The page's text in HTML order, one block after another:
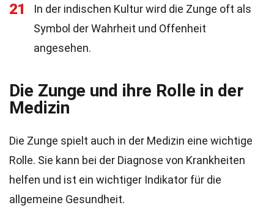
21
In der indischen Kultur wird die Zunge oft als
Symbol der Wahrheit und Offenheit
angesehen.
Die Zunge und ihre Rolle in der
Medizin
Die Zunge spielt auch in der Medizin eine wichtige
Rolle. Sie kann bei der Diagnose von Krankheiten
helfen und ist ein wichtiger Indikator für die
allgemeine Gesundheit.